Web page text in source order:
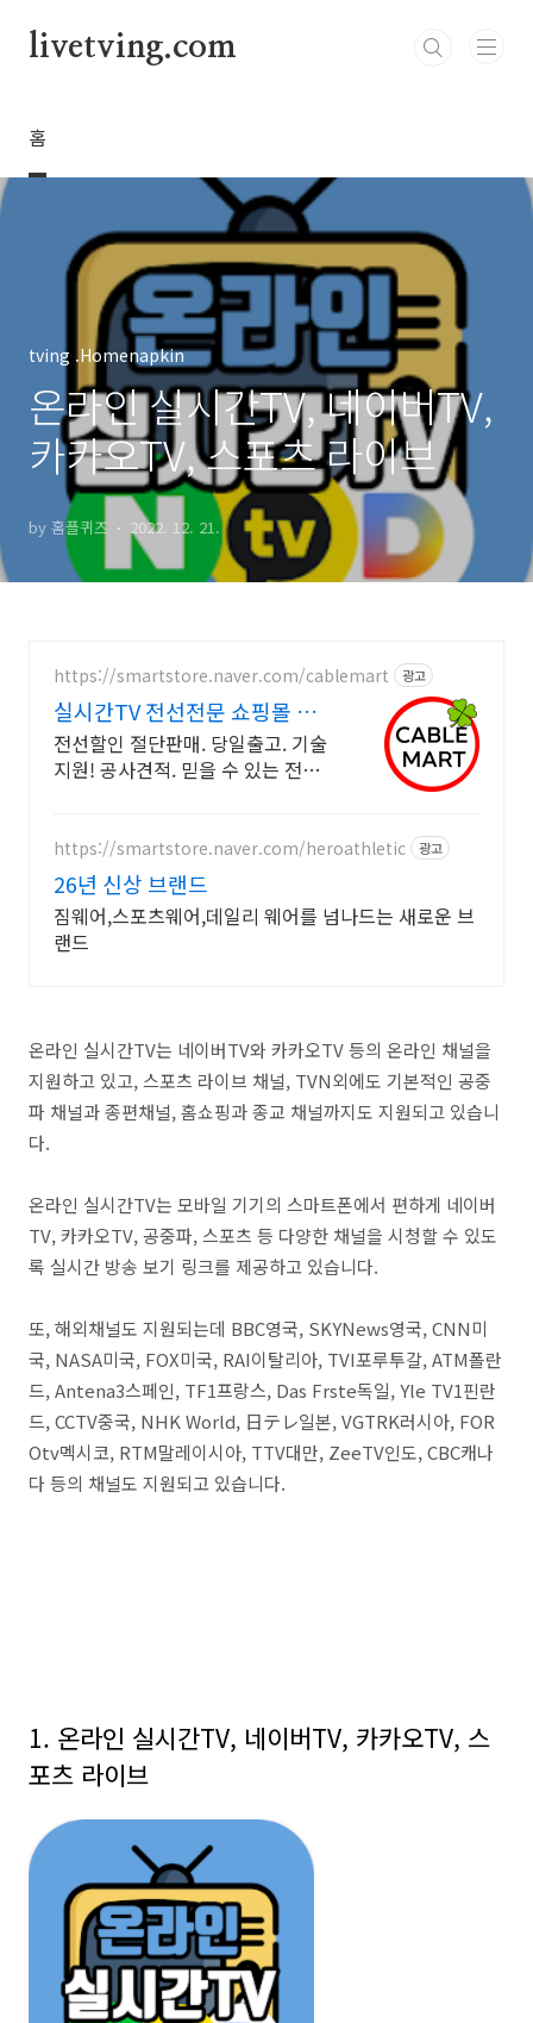
livetving.com
홈
tving .Homenapkin
온라인 실시간TV, 네이버TV,
카카오TV, 스포츠 라이브
by 홈플퀴즈 2022. 12. 21.
https://smartstore.naver.com/cablemart 광고
실시간TV 전선전문 쇼핑몰 전선
전문 할인판매 당일출고
전선할인 절단판매. 당일출고. 기술
지원! 공사견적. 믿을 수 있는 전선
한가격으로 판매합니다.
https://smartstore.naver.com/heroathletic 광고
26년 신상 브랜드
짐웨어,스포츠웨어,데일리 웨어를 넘나드는 새로운 브
랜드
온라인 실시간TV는 네이버TV와 카카오TV 등의 온라인 채널을
지원하고 있고, 스포츠 라이브 채널, TVN외에도 기본적인 공중
파 채널과 종편채널, 홈쇼핑과 종교 채널까지도 지원되고 있습니
다.
온라인 실시간TV는 모바일 기기의 스마트폰에서 편하게 네이버
TV, 카카오TV, 공중파, 스포츠 등 다양한 채널을 시청할 수 있도
록 실시간 방송 보기 링크를 제공하고 있습니다.
또, 해외채널도 지원되는데 BBC영국, SKYNews영국, CNN미
국, NASA미국, FOX미국, RAI이탈리아, TVI포루투갈, ATM폴란
드, Antena3스페인, TF1프랑스, Das Frste독일, Yle TV1핀란
드, CCTV중국, NHK World, 日テレ일본, VGTRK러시아, FOR
Otv멕시코, RTM말레이시아, TTV대만, ZeeTV인도, CBC캐나
다 등의 채널도 지원되고 있습니다.
1. 온라인 실시간TV, 네이버TV, 카카오TV, 스
포츠 라이브